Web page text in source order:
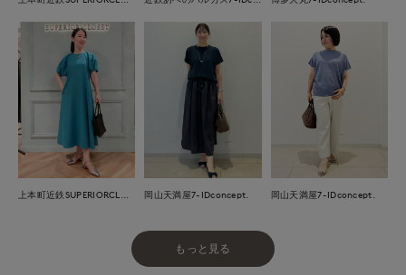
岡山天満屋7-IDconcept. 岡山天満屋7-IDconcept.
もっと見る